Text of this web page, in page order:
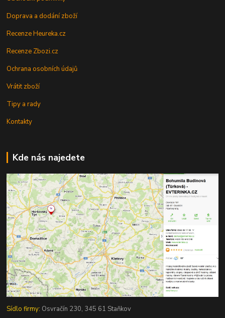
Doprava a dodání zboží
Recenze Heureka.cz
Recenze Zbozi.cz
Ochrana osobních údajů
Vrátit zboží
Tipy a rady
Kontakty
Kde nás najedete
Sídlo firmy: Osvračín 230, 345 61 Staňkov